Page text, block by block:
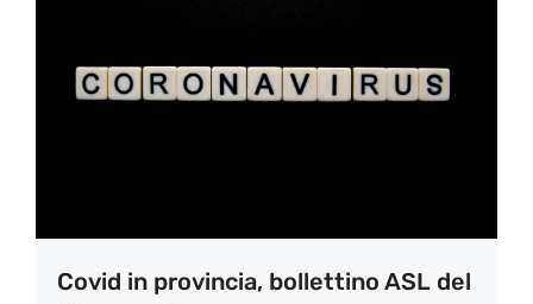
Covid in provincia, bollettino ASL del